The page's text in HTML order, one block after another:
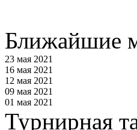
Ближайшие
23 мая 2021
16 мая 2021
12 мая 2021
09 мая 2021
01 мая 2021
Турнирная